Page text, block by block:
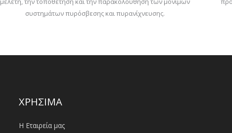
συστημάτων πυρόσβεσης και πυρανίχνευσης.
ΧΡΗΣΙΜΑ
Η Εταιρεία μας